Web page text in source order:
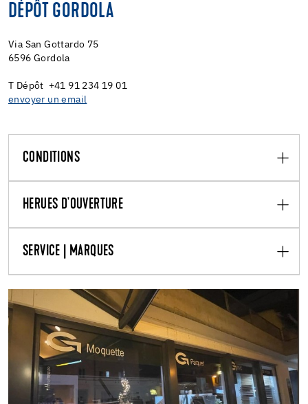
DÉPÔT GORDOLA
Via San Gottardo 75
6596 Gordola
T Dépôt +41 91 234 19 01
envoyer un email
CONDITIONS
HERUES D'OUVERTURE
SERVICE | MARQUES